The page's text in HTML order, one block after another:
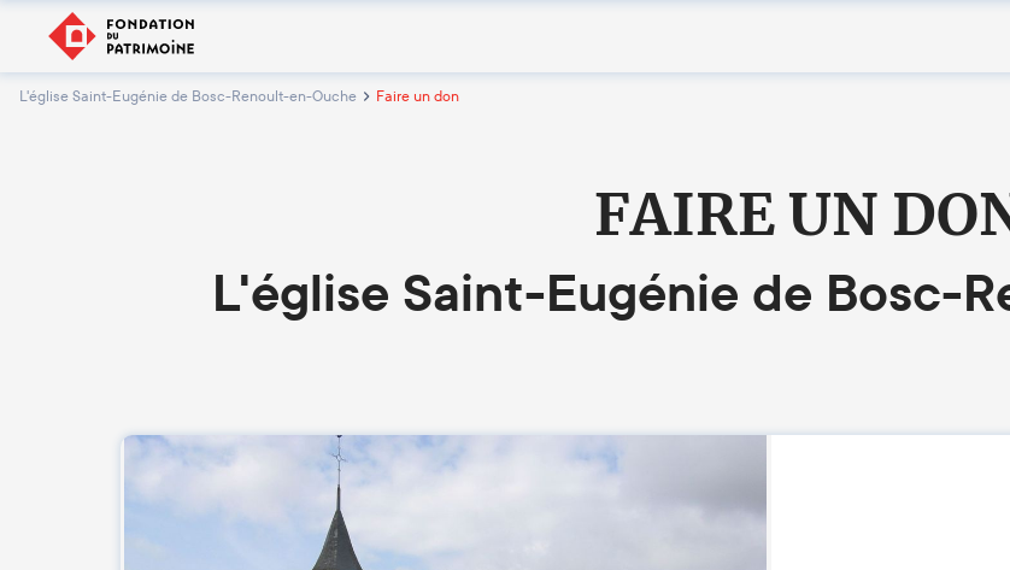
L'église Saint-Eugénie de Bosc-Renoult-en-Ouche Faire un don
FAIRE UN
L'église Saint-Eugénie de Bosc-